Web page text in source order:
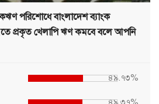
পরিশোধে বাংলাদেশ ব্যাংক
প্রকৃত খেলাপি ঋণ কমবে বলে আপনি
৪৯.৭৩%